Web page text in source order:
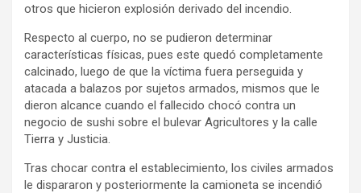
otros que hicieron explosión derivado del incendio.
Respecto al cuerpo, no se pudieron determinar
características físicas, pues este quedó completamente
calcinado, luego de que la víctima fuera perseguida y
atacada a balazos por sujetos armados, mismos que le
dieron alcance cuando el fallecido chocó contra un
negocio de sushi sobre el bulevar Agricultores y la calle
Tierra y Justicia.
Tras chocar contra el establecimiento, los civiles armados
le dispararon y posteriormente la camioneta se incendió